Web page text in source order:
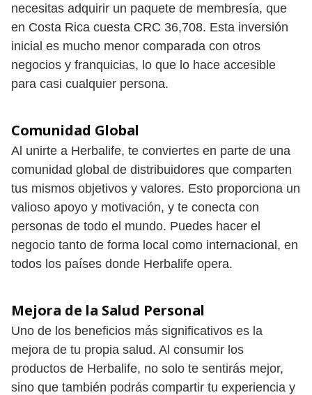
necesitas adquirir un paquete de membresía, que
en Costa Rica cuesta CRC 36,708. Esta inversión
inicial es mucho menor comparada con otros
negocios y franquicias, lo que lo hace accesible
para casi cualquier persona.
Comunidad Global
Al unirte a Herbalife, te conviertes en parte de una
comunidad global de distribuidores que comparten
tus mismos objetivos y valores. Esto proporciona un
valioso apoyo y motivación, y te conecta con
personas de todo el mundo. Puedes hacer el
negocio tanto de forma local como internacional, en
todos los países donde Herbalife opera.
Mejora de la Salud Personal
Uno de los beneficios más significativos es la
mejora de tu propia salud. Al consumir los
productos de Herbalife, no solo te sentirás mejor,
sino que también podrás compartir tu experiencia y